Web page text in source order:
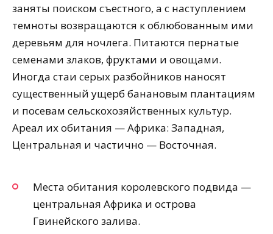
заняты поиском съестного, а с наступлением
темноты возвращаются к облюбованным ими
деревьям для ночлега. Питаются пернатые
семенами злаков, фруктами и овощами.
Иногда стаи серых разбойников наносят
существенный ущерб банановым плантациям
и посевам сельскохозяйственных культур.
Ареал их обитания — Африка: Западная,
Центральная и частично — Восточная.
Места обитания королевского подвида —
центральная Африка и острова
Гвинейского залива.